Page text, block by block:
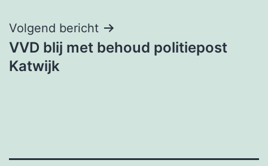
Volgend bericht
VVD blij met behoud politiepost
Katwijk